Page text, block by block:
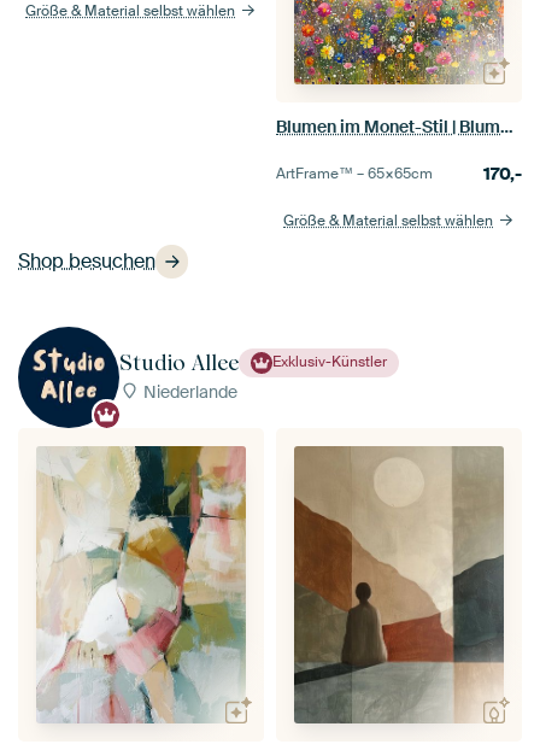
Shop besuchen
Größe & Material selbst wählen
Blumen im Monet-Stil | Blumenfeld Impressionismus
ArtFrame™ –65×65cm 170,-
Größe & Material selbst wählen
Studio Allee Exklusiv-Künstler
Niederlande